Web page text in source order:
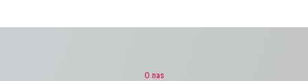
O nas